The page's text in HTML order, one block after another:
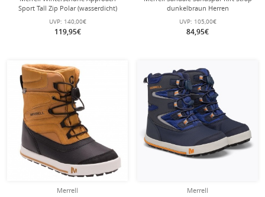
Sport Tall Zip Polar (wasserdicht)
beige Damen
UVP: 140,00€
119,95€
dunkelbraun Herren
UVP: 105,00€
84,95€
Merrell
Merrell